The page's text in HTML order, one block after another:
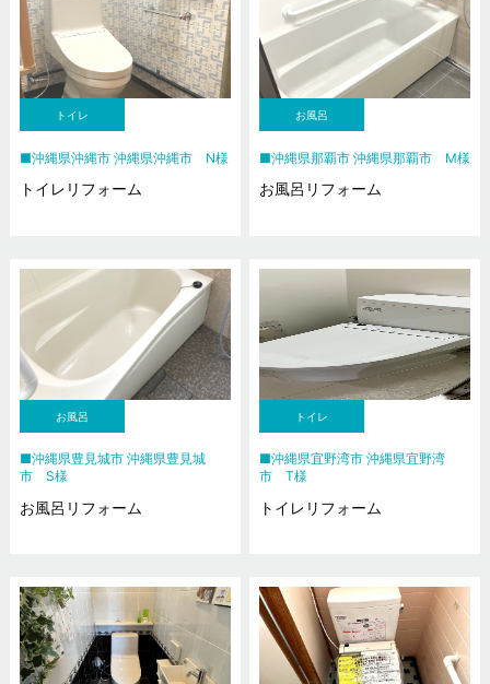
トイレ
沖縄県沖縄市 沖縄県沖縄市 N様
トイレリフォーム
お風呂
沖縄県那覇市 沖縄県那覇市 M様
お風呂リフォーム
お風呂
沖縄県豊見城市 沖縄県豊見城
市 S様
お風呂リフォーム
トイレ
沖縄県宜野湾市 沖縄県宜野湾
市 T様
トイレリフォーム